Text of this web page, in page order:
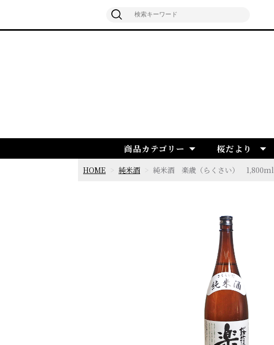
商品カテゴリー 桜だより
HOME 純米酒 純米酒 楽歳（らくさい） 1,800ml